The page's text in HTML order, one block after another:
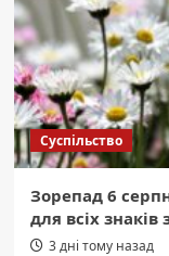
Суспільство
Зорепад 6
для всіх знаків
3 дні тому назад